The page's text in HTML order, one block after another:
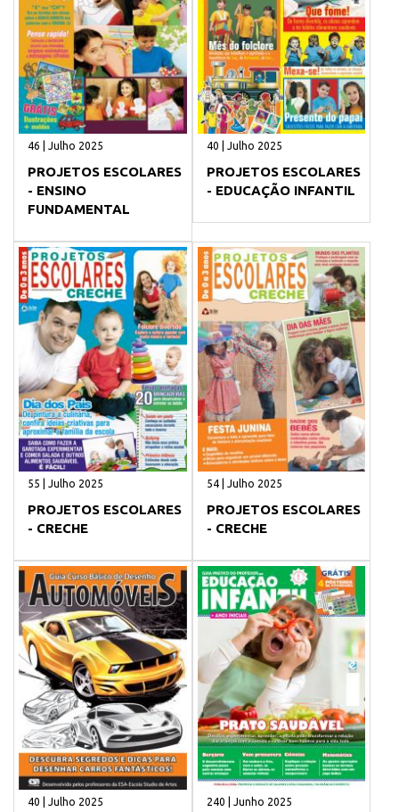
46 | Julho 2025
PROJETOS ESCOLARES
- ENSINO
FUNDAMENTAL
40 | Julho 2025
PROJETOS ESCOLARES
- EDUCAÇÃO INFANTIL
55 | Julho 2025
PROJETOS ESCOLARES
- CRECHE
54 | Julho 2025
PROJETOS ESCOLARES
- CRECHE
40 | Julho 2025 240 | Junho 2025